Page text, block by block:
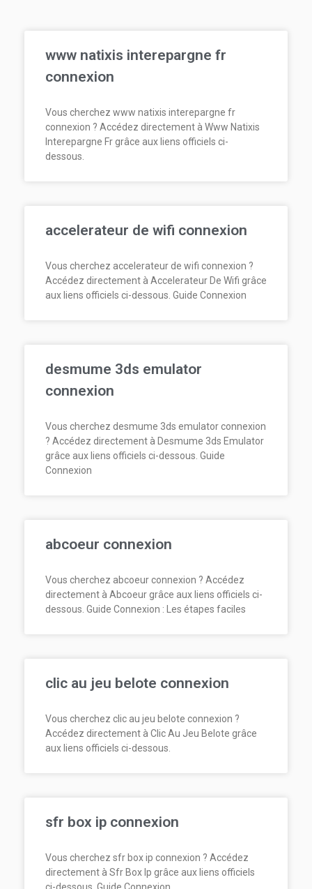
www natixis interepargne fr
connexion
Vous cherchez www natixis interepargne fr
connexion ? Accédez directement à Www Natixis
Interepargne Fr grâce aux liens officiels ci-
dessous.
accelerateur de wifi connexion
Vous cherchez accelerateur de wifi connexion ?
Accédez directement à Accelerateur De Wifi grâce
aux liens officiels ci-dessous. Guide Connexion
desmume 3ds emulator
connexion
Vous cherchez desmume 3ds emulator connexion
? Accédez directement à Desmume 3ds Emulator
grâce aux liens officiels ci-dessous. Guide
Connexion
abcoeur connexion
Vous cherchez abcoeur connexion ? Accédez
directement à Abcoeur grâce aux liens officiels ci-
dessous. Guide Connexion : Les étapes faciles
clic au jeu belote connexion
Vous cherchez clic au jeu belote connexion ?
Accédez directement à Clic Au Jeu Belote grâce
aux liens officiels ci-dessous.
sfr box ip connexion
Vous cherchez sfr box ip connexion ? Accédez
directement à Sfr Box Ip grâce aux liens officiels
ci-dessous. Guide Connexion